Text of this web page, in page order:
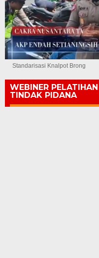
Standarisasi Knalpot Brong
WEBINER
TINDAK PIDANA